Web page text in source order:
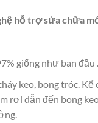
hỗ trợ sửa chữa
giống như ban đầu .
keo, bong tróc. Kể
rơi dẫn đến bong